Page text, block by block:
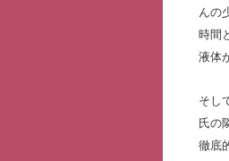
んの
時間
液体
そし
氏の
徹底